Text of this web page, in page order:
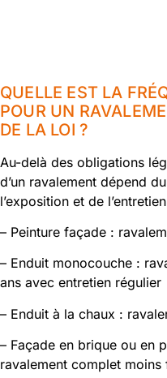
QUELLE EST LA
POUR UN
DE LA LOI ?
Au-delà des obligations
d’un ravalement dépend
l’exposition et de
– Peinture façade :
– Enduit monocouche :
ans avec entretien régulier
– Enduit à la chaux :
– Façade en brique ou en
ravalement complet moins